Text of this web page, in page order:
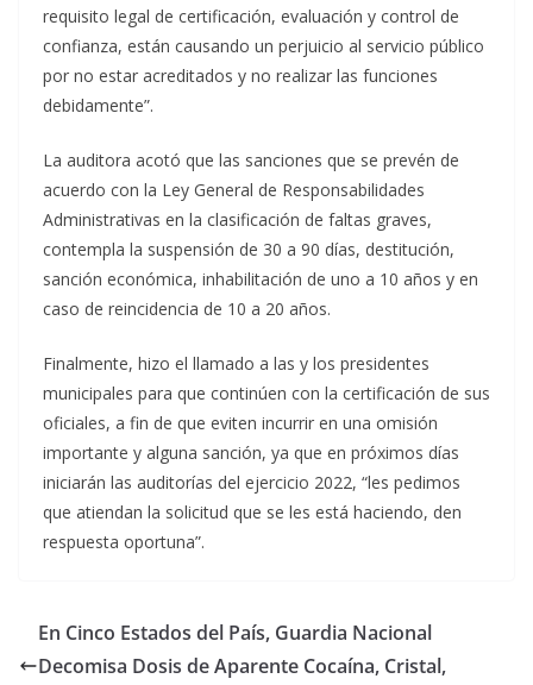
requisito legal de certificación, evaluación y control de
confianza, están causando un perjuicio al servicio público
por no estar acreditados y no realizar las funciones
debidamente”.
La auditora acotó que las sanciones que se prevén de
acuerdo con la Ley General de Responsabilidades
Administrativas en la clasificación de faltas graves,
contempla la suspensión de 30 a 90 días, destitución,
sanción económica, inhabilitación de uno a 10 años y en
caso de reincidencia de 10 a 20 años.
Finalmente, hizo el llamado a las y los presidentes
municipales para que continúen con la certificación de sus
oficiales, a fin de que eviten incurrir en una omisión
importante y alguna sanción, ya que en próximos días
iniciarán las auditorías del ejercicio 2022, “les pedimos
que atiendan la solicitud que se les está haciendo, den
respuesta oportuna”.
En Cinco Estados del País, Guardia Nacional
Decomisa Dosis de Aparente Cocaína, Cristal,